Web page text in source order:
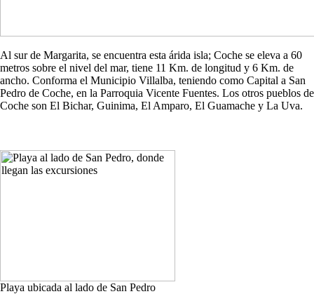
Al sur de Margarita, se encuentra esta árida isla; Coche se eleva a 60
metros sobre el nivel del mar, tiene 11 Km. de longitud y 6 Km. de
ancho. Conforma el Municipio Villalba, teniendo como Capital a San
Pedro de Coche, en la Parroquia Vicente Fuentes. Los otros pueblos de
Coche son El Bichar, Guinima, El Amparo, El Guamache y La Uva.
Playa ubicada al lado de San Pedro